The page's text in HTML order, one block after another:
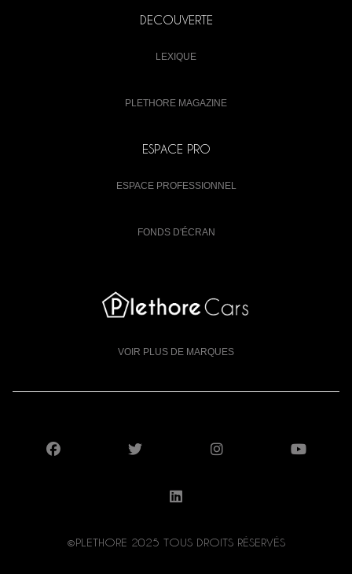
DECOUVERTE
LEXIQUE
PLETHORE MAGAZINE
ESPACE PRO
ESPACE PROFESSIONNEL
FONDS D'ÉCRAN
VOIR PLUS DE MARQUES
SUIVEZ-NOUS SUR FACEBOOK
SUIVEZ-NOUS SUR X
SUIVEZ-NOUS
SUIVEZ-NOUS SUR
©PLETHORE 2025 TOUS DROITS RÉSERVÉS